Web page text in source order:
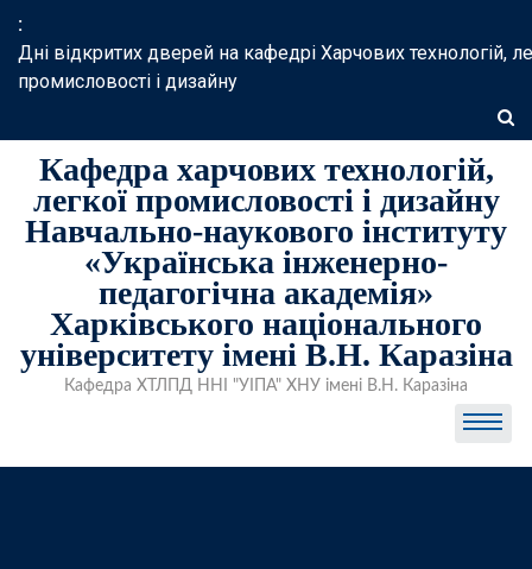
content
:
Дні відкритих дверей на кафедрі Харчових технологій,
промисловості і дизайну
Кафедра харчових технологій,
легкої промисловості і дизайну
Навчально-наукового інституту
«Українська інженерно-
педагогічна академія»
Харківського національного
університету імені В.Н. Каразіна
Кафедра ХТЛПД ННІ "УІПА" ХНУ імені В.Н. Каразіна